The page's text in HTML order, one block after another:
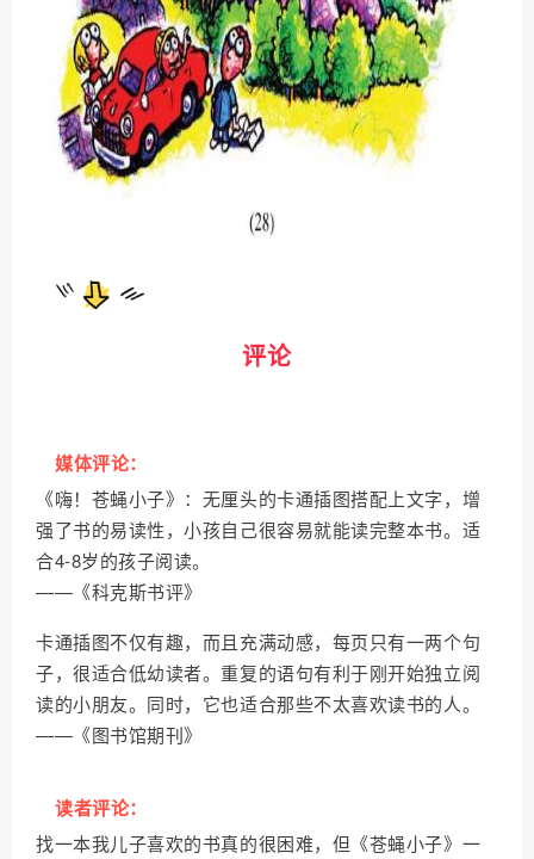
评论
媒体评论：
《嗨！苍蝇小子》：无厘头的卡通插图搭配上文字，增
强了书的易读性，小孩自己很容易就能读完整本书。适
合4-8岁的孩子阅读。
——《科克斯书评》
卡通插图不仅有趣，而且充满动感，每页只有一两个句
子，很适合低幼读者。重复的语句有利于刚开始独立阅
读的小朋友。同时，它也适合那些不太喜欢读书的人。
——《图书馆期刊》
读者评论：
找一本我儿子喜欢的书真的很困难，但《苍蝇小子》一